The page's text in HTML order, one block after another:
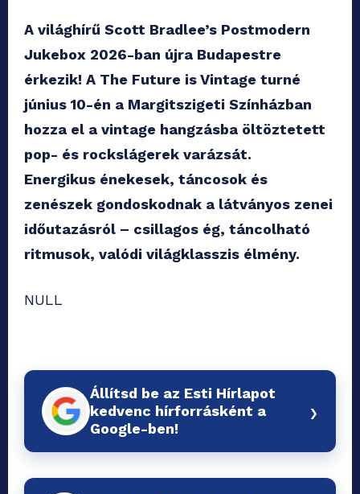
A világhírű Scott Bradlee’s Postmodern
Jukebox 2026-ban újra Budapestre
érkezik! A The Future is Vintage turné
június 10-én a Margitszigeti Színházban
hozza el a vintage hangzásba öltöztetett
pop- és rockslágerek varázsát.
Energikus énekesek, táncosok és
zenészek gondoskodnak a látványos zenei
időutazásról – csillagos ég, táncolható
ritmusok, valódi világklasszis élmény.
NULL
Állítsd be az Esti Hírlapot
kedvenc hírforrásként a
Google-ben!
›